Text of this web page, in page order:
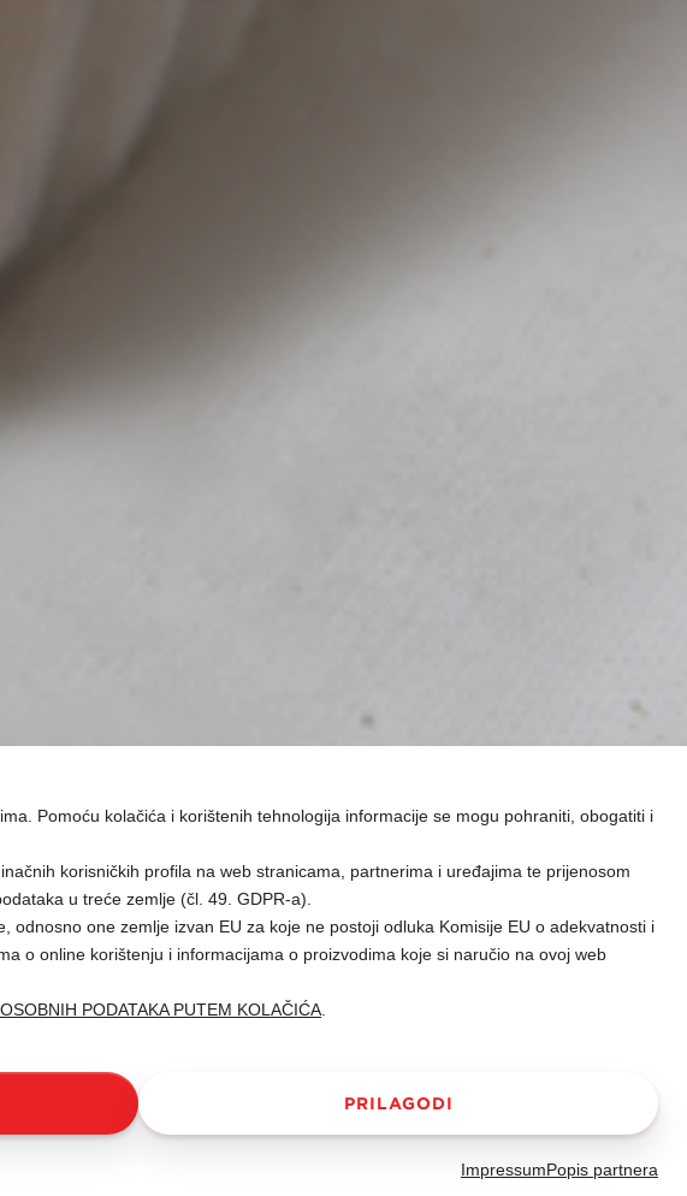
Pomoću kolačića i korištenih tehnologija informacije se mogu pohraniti, obogatiti i
korisničkih profila na web stranicama, partnerima i uređajima te prijenosom
u treće zemlje (čl. 49. GDPR-a).
one zemlje izvan EU za koje ne postoji odluka Komisije EU o adekvatnosti i
o online korištenju i informacijama o proizvodima koje si naručio na ovoj web
PODATAKA PUTEM KOLAČIĆA
PRILAGODI
ImpressumPopis partnera